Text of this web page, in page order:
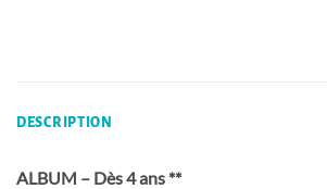
DESCRIPTION
ALBUM – Dès 4 ans **